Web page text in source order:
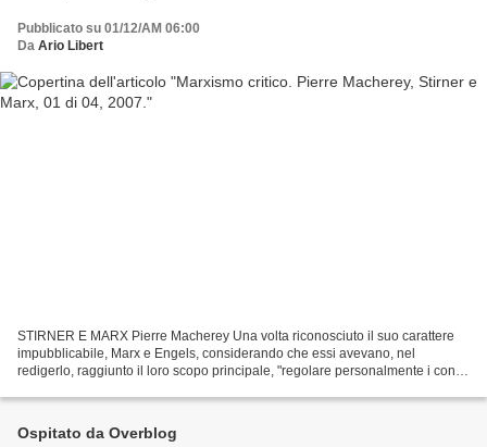
Pubblicato su 01/12/AM 06:00
Da Ario Libert
STIRNER E MARX Pierre Macherey Una volta riconosciuto il suo carattere
impubblicabile, Marx e Engels, considerando che essi avevano, nel
redigerlo, raggiunto il loro scopo principale, "regolare personalmente i conti
Ospitato da Overblog